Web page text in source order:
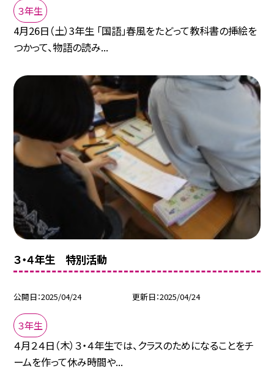
３年生
4月26日（土）3年生 「国語」春風をたどって教科書の挿絵を
つかって、物語の読み...
３・４年生 特別活動
公開日 2025/04/24 更新日 2025/04/24
３年生
４月２４日（木）３・４年生では、クラスのためになることをチ
ームを作って休み時間や...